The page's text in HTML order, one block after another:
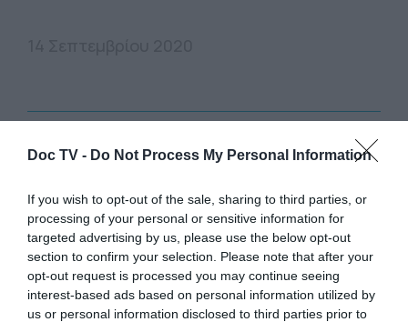
Doc TV - Do Not Process My Personal Information
If you wish to opt-out of the sale, sharing to third parties, or
processing of your personal or sensitive information for
targeted advertising by us, please use the below opt-out
section to confirm your selection. Please note that after your
opt-out request is processed you may continue seeing
interest-based ads based on personal information utilized by
us or personal information disclosed to third parties prior to